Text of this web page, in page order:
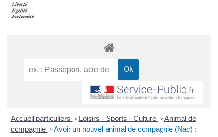
Accueil particuliers > Loisirs - Sports - Culture > Animal de
compagnie > Avoir un nouvel animal de compagnie (Nac) :